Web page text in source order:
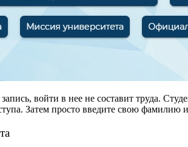
войти в нее не составит труда.
Затем просто введите свою